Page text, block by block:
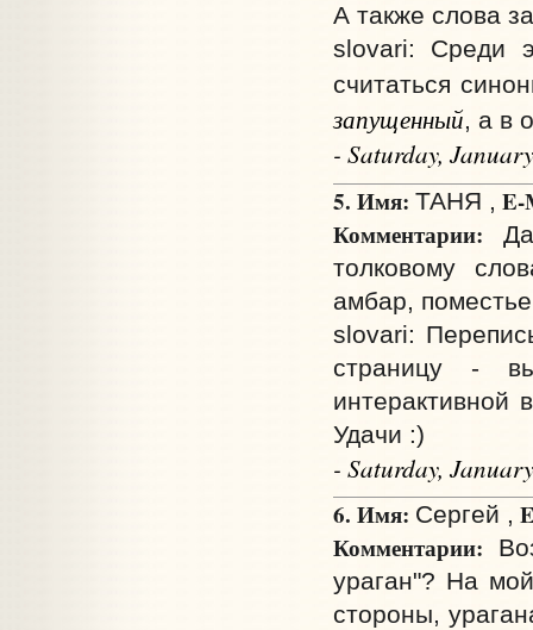
А также слова
slovari: Среди
считаться
запущенный, а в
- Saturday,
5. Имя: ТАНЯ , E-
Комментарии:
толковому
амбар,
slovari:
страницу -
интерактивной
Удачи :)
- Saturday,
6. Имя: Сергей ,
Комментарии:
ураган"? На
стороны,